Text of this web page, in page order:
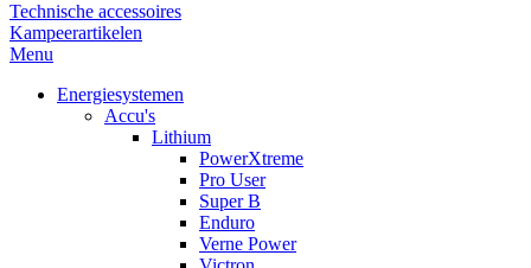
Technische accessoires
Kampeerartikelen
Menu
Energiesystemen
Accu's
Lithium
PowerXtreme
Pro User
Super B
Enduro
Verne Power